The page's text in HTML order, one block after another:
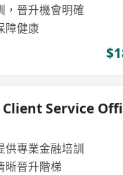
，晉升機會明確
障健康
Client Service
供專業金融培訓
晰晉升階梯